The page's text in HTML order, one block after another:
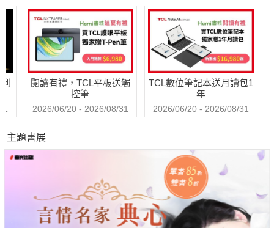
閱讀有禮，TCL平板送觸
控筆
2026/06/20 - 2026/08/31
TCL數位筆記本送月讀包1
年
2026/06/20 - 2026/08/31
主題書展